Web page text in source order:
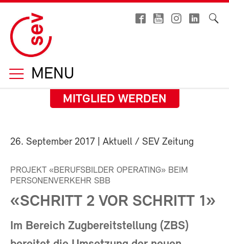
MENU
MITGLIED WERDEN
26. September 2017 | Aktuell / SEV Zeitung
PROJEKT «BERUFSBILDER OPERATING» BEIM
PERSONENVERKEHR SBB
«SCHRITT 2 VOR SCHRITT 1»
Im Bereich Zugbereitstellung (ZBS)